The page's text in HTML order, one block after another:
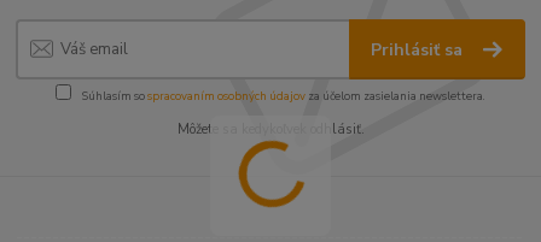
Prihlásiť sa
Súhlasím sospracovaním osobných údajov za účelom zasielania newslettera.
Môžete sa kedykoľvek odhlásiť.